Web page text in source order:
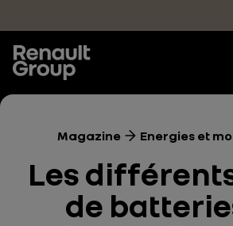
Magazine Energies et
Les
de